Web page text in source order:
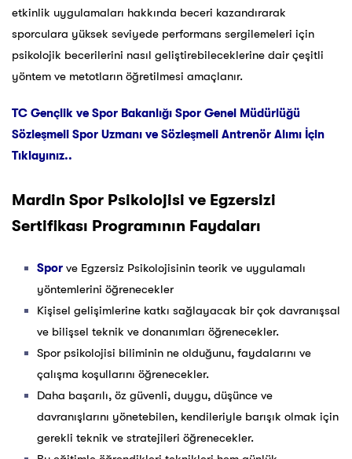
etkinlik uygulamaları hakkında beceri kazandırarak
sporculara yüksek seviyede performans sergilemeleri için
psikolojik becerilerini nasıl geliştirebileceklerine dair çeşitli
yöntem ve metotların öğretilmesi amaçlanır.
TC Gençlik ve Spor Bakanlığı Spor Genel Müdürlüğü
Sözleşmeli Spor Uzmanı ve Sözleşmeli Antrenör Alımı İçin
Tıklayınız..
Mardin Spor Psikolojisi ve Egzersizi
Sertifikası Programının Faydaları
Spor ve Egzersiz Psikolojisinin teorik ve uygulamalı
yöntemlerini öğrenecekler
Kişisel gelişimlerine katkı sağlayacak bir çok davranışsal
ve bilişsel teknik ve donanımları öğrenecekler.
Spor psikolojisi biliminin ne olduğunu, faydalarını ve
çalışma koşullarını öğrenecekler.
Daha başarılı, öz güvenli, duygu, düşünce ve
davranışlarını yönetebilen, kendileriyle barışık olmak için
gerekli teknik ve stratejileri öğrenecekler.